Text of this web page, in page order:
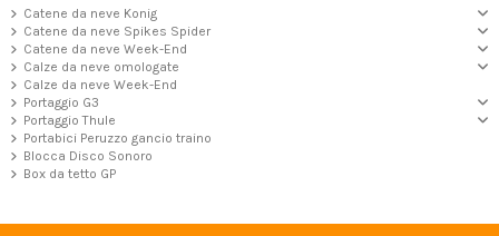
Catene da neve Konig
Catene da neve Spikes Spider
Catene da neve Week-End
Calze da neve omologate
Calze da neve Week-End
Portaggio G3
Portaggio Thule
Portabici Peruzzo gancio traino
Blocca Disco Sonoro
Box da tetto GP